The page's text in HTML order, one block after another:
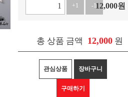
+1 -112,000원
총 상품 금액 12,000 원
관심상품 장바구니
구매하기